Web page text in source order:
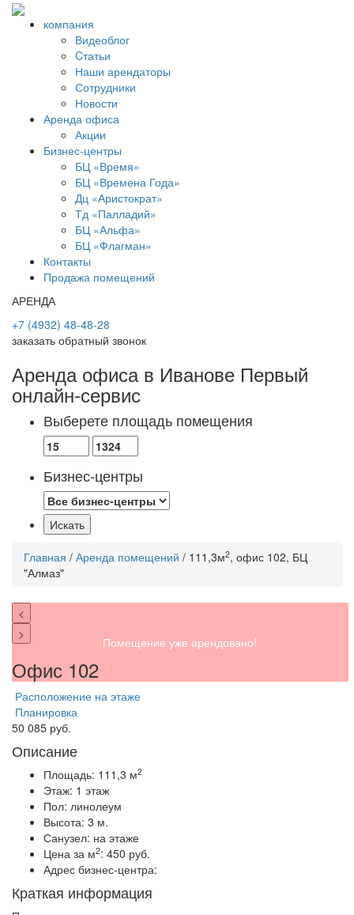
компания
Видеоблог
Cтатьи
Наши арендаторы
Сотрудники
Новости
Аренда офиса
Акции
Бизнес-центры
БЦ «Время»
БЦ «Времена Года»
Дц «Аристократ»
Тд «Палладий»
БЦ «Альфа»
БЦ «Флагман»
Контакты
Продажа помещений
АРЕНДА
+7 (4932) 48-48-28
заказать обратный звонок
Аренда офиса в Иванове Первый
онлайн-сервис
Выберете площадь помещения
Бизнес-центры
Главная / Аренда помещений / 111,3м2, офис 102, БЦ
"Алмаз"
Помещение уже арендовано!
<
>
Офис 102
Расположение на этаже
Планировка
50 085 руб.
Описание
Площадь: 111,3 м2
Этаж: 1 этаж
Пол: линолеум
Высота: 3 м.
Санузел: на этаже
Цена за м2: 450 руб.
Адрес бизнес-центра:
Краткая информация